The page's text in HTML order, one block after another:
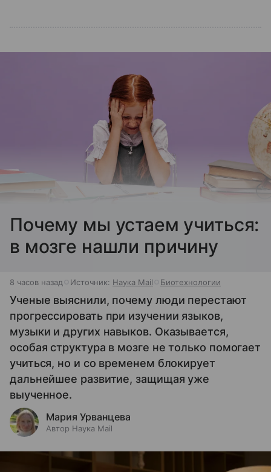
Почему мы устаем учиться:
в мозге нашли причину
8 часов назад Источник: Наука Mail Биотехнологии
Ученые выяснили, почему люди перестают
прогрессировать при изучении языков,
музыки и других навыков. Оказывается,
особая структура в мозге не только помогает
учиться, но и со временем блокирует
дальнейшее развитие, защищая уже
выученное.
Мария Урванцева
Автор Наука Mail